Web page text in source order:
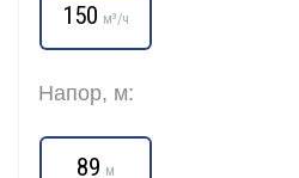
150 м³/ч
Напор, м:
89 м